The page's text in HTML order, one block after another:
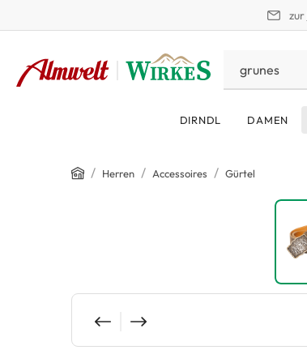
zur
DIRNDL DAMEN
Home
/ Herren / Accessoires / Gürtel